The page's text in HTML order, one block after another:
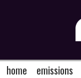
home emissions